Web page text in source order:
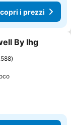
i prezzi
By Ihg
Scopri i prezzi